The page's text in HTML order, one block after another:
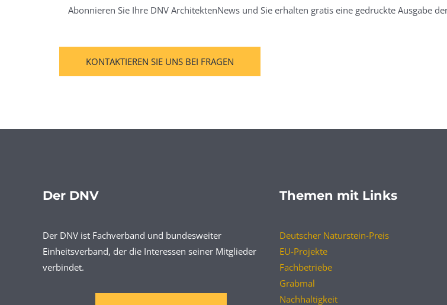
Abonnieren Sie Ihre DNV ArchitektenNews und Sie erhalten gratis eine gedruckte Ausgabe
KONTAKTIEREN SIE UNS BEI FRAGEN
Der DNV
Der DNV ist Fachverband und bundesweiter
Einheitsverband, der die Interessen seiner Mitglieder
verbindet.
Themen mit Links
Deutscher Naturstein-Preis
EU-Projekte
Fachbetriebe
Grabmal
Nachhaltigkeit